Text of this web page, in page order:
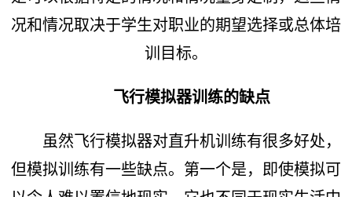
况和情况取决于学生对职业的期望选择或总体培
训目标。
飞行模拟器训练的缺点
虽然飞行模拟器对直升机训练有很多好处，
但模拟训练有一些缺点。第一个是，即使模拟可